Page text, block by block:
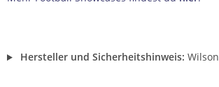
Hersteller und Sicherheitshinweis: Wilson